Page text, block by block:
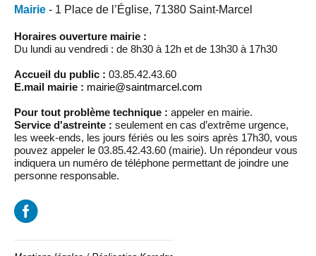
Mairie - 1 Place de l’Église, 71380 Saint-Marcel
Horaires ouverture mairie :
Du lundi au vendredi : de 8h30 à 12h et de 13h30 à 17h30
Accueil du public : 03.85.42.43.60
E.mail mairie : mairie@saintmarcel.com
Pour tout problème technique : appeler en mairie.
Service d'astreinte : seulement en cas d’extrême urgence,
les week-ends, les jours fériés ou les soirs après 17h30, vous
pouvez appeler le 03.85.42.43.60 (mairie). Un répondeur vous
indiquera un numéro de téléphone permettant de joindre une
personne responsable.